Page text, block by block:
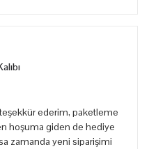
ederim, paketleme
hoşuma giden de hediye
zamanda yeni siparişimi